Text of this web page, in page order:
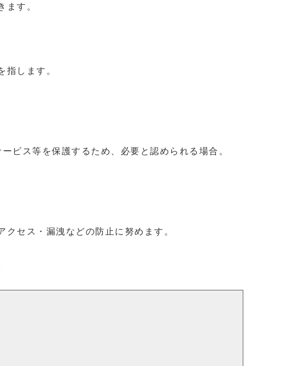
ます。
指します。
ビス等を保護するため、必要と認められる場合。
セス・漏洩などの防止に努めます。